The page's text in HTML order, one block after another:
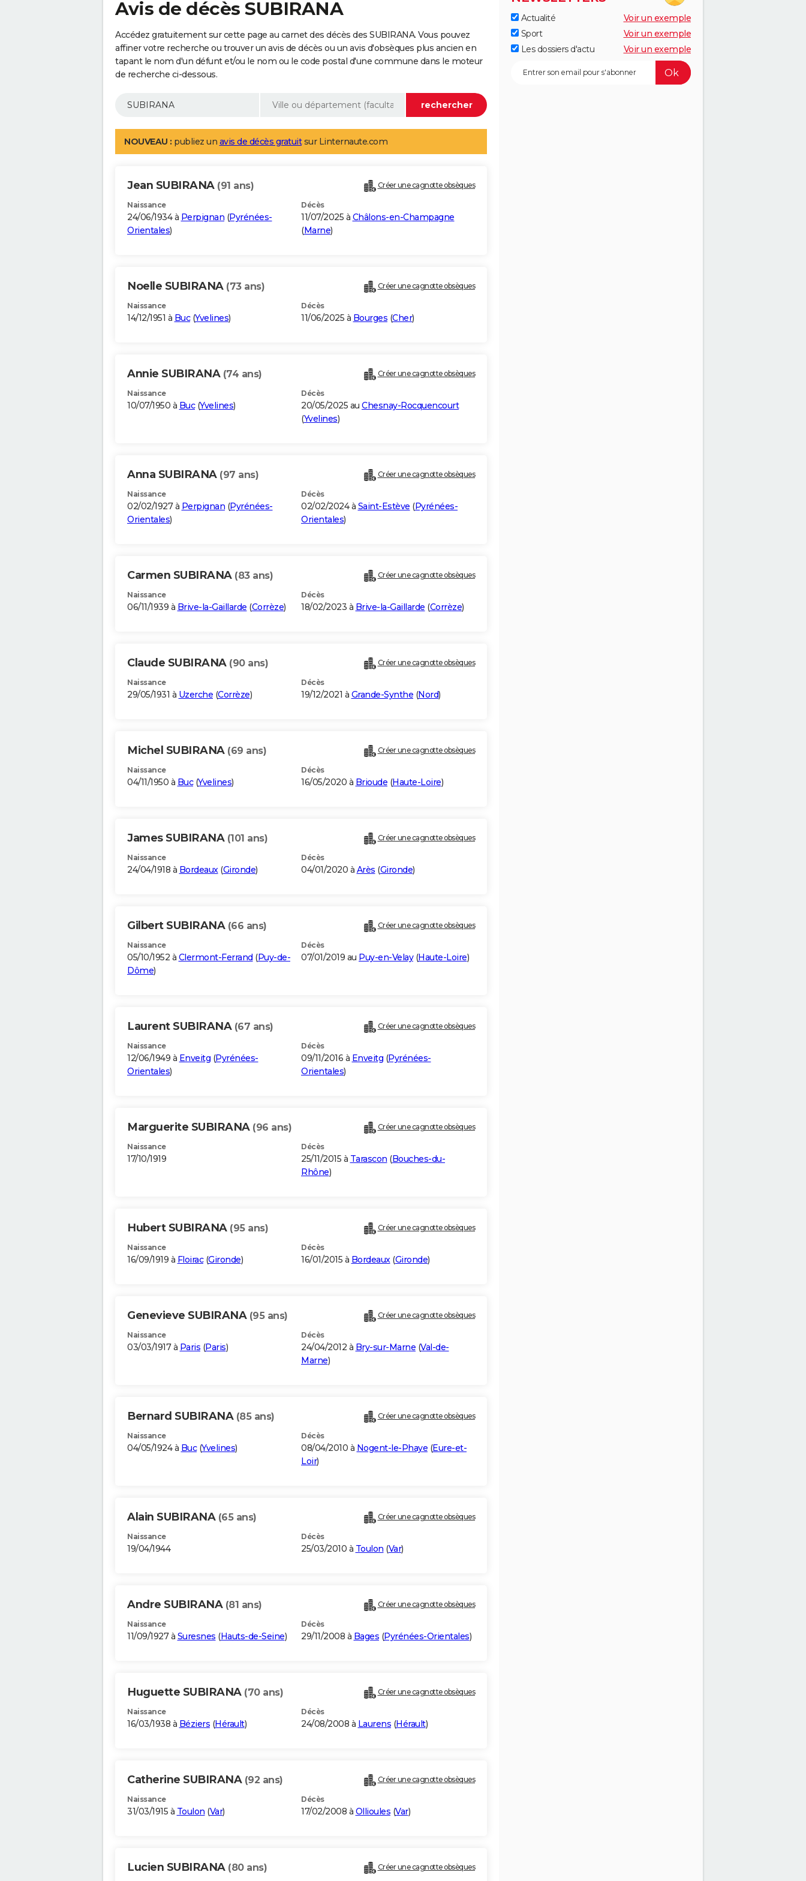
Avis de décès SUBIRANA
Accédez gratuitement sur cette page au carnet des décès des SUBIRANA. Vous pouvez
affiner votre recherche ou trouver un avis de décès ou un avis d'obsèques plus ancien en
tapant le nom d'un défunt et/ou le nom ou le code postal d'une commune dans le moteur
de recherche ci-dessous.
NOUVEAU : publiez un avis de décès gratuitsur Linternaute.com
Jean SUBIRANA (91 ans) Créer une cagnotte obsèques
Naissance
24/06/1934 à Perpignan (Pyrénées-
Orientales)
Décès
11/07/2025 à Châlons-en-Champagne
(Marne)
Noelle SUBIRANA (73 ans) Créer une cagnotte obsèques
Naissance
14/12/1951 à Buc(Yvelines)
Décès
11/06/2025 à Bourges (Cher)
Annie SUBIRANA (74 ans) Créer une cagnotte obsèques
Naissance
10/07/1950 à Buc(Yvelines)
Décès
20/05/2025 au Chesnay-Rocquencourt
(Yvelines)
Anna SUBIRANA (97 ans) Créer une cagnotte obsèques
Naissance
02/02/1927 à Perpignan (Pyrénées-
Orientales)
Décès
02/02/2024 à Saint-Estève (Pyrénées-
Orientales)
Carmen SUBIRANA (83 ans) Créer une cagnotte obsèques
Naissance
06/11/1939 à Brive-la-Gaillarde (Corrèze)
Décès
18/02/2023 à Brive-la-Gaillarde (Corrèze)
Claude SUBIRANA (90 ans) Créer une cagnotte obsèques
Naissance
29/05/1931 à Uzerche (Corrèze)
Décès
19/12/2021 à Grande-Synthe (Nord)
Michel SUBIRANA (69 ans) Créer une cagnotte obsèques
Naissance
04/11/1950 à Buc(Yvelines)
Décès
16/05/2020 à Brioude (Haute-Loire)
James SUBIRANA (101 ans) Créer une cagnotte obsèques
Naissance
24/04/1918 à Bordeaux(Gironde)
Décès
04/01/2020 à Arès (Gironde)
Gilbert SUBIRANA (66 ans) Créer une cagnotte obsèques
Naissance
05/10/1952 à Clermont-Ferrand (Puy-de-
Dôme)
Décès
07/01/2019 au Puy-en-Velay(Haute-Loire)
Laurent SUBIRANA (67 ans) Créer une cagnotte obsèques
Naissance
12/06/1949 à Enveitg (Pyrénées-
Orientales)
Décès
09/11/2016 à Enveitg (Pyrénées-
Orientales)
Marguerite SUBIRANA (96 ans) Créer une cagnotte obsèques
Naissance
17/10/1919
Décès
25/11/2015 à Tarascon (Bouches-du-
Rhône)
Hubert SUBIRANA (95 ans) Créer une cagnotte obsèques
Naissance
16/09/1919 à Floirac(Gironde)
Décès
16/01/2015 à Bordeaux(Gironde)
Genevieve SUBIRANA (95 ans) Créer une cagnotte obsèques
Naissance
03/03/1917 à Paris (Paris)
Décès
24/04/2012 à Bry-sur-Marne (Val-de-
Marne)
Bernard SUBIRANA (85 ans) Créer une cagnotte obsèques
Naissance
04/05/1924 à Buc(Yvelines)
Décès
08/04/2010 à Nogent-le-Phaye (Eure-et-
Loir)
Alain SUBIRANA (65 ans) Créer une cagnotte obsèques
Naissance
19/04/1944
Décès
25/03/2010 à Toulon (Var)
Andre SUBIRANA (81 ans) Créer une cagnotte obsèques
Naissance
11/09/1927 à Suresnes (Hauts-de-Seine)
Décès
29/11/2008 à Bages (Pyrénées-Orientales)
Huguette SUBIRANA (70 ans) Créer une cagnotte obsèques
Naissance
16/03/1938 à Béziers (Hérault)
Décès
24/08/2008 à Laurens (Hérault)
Catherine SUBIRANA (92 ans) Créer une cagnotte obsèques
Naissance
31/03/1915 à Toulon (Var)
Décès
17/02/2008 à Ollioules (Var)
Lucien SUBIRANA (80 ans) Créer une cagnotte obsèques
Actualité
Voir un exemple
Sport
Voir un exemple
Les dossiers d'actu
Voir un exemple